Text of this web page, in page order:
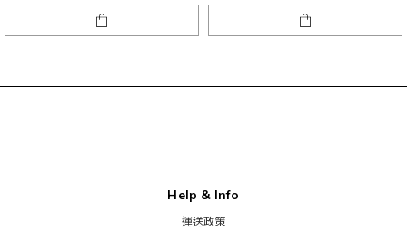
Help & Info
運送政策